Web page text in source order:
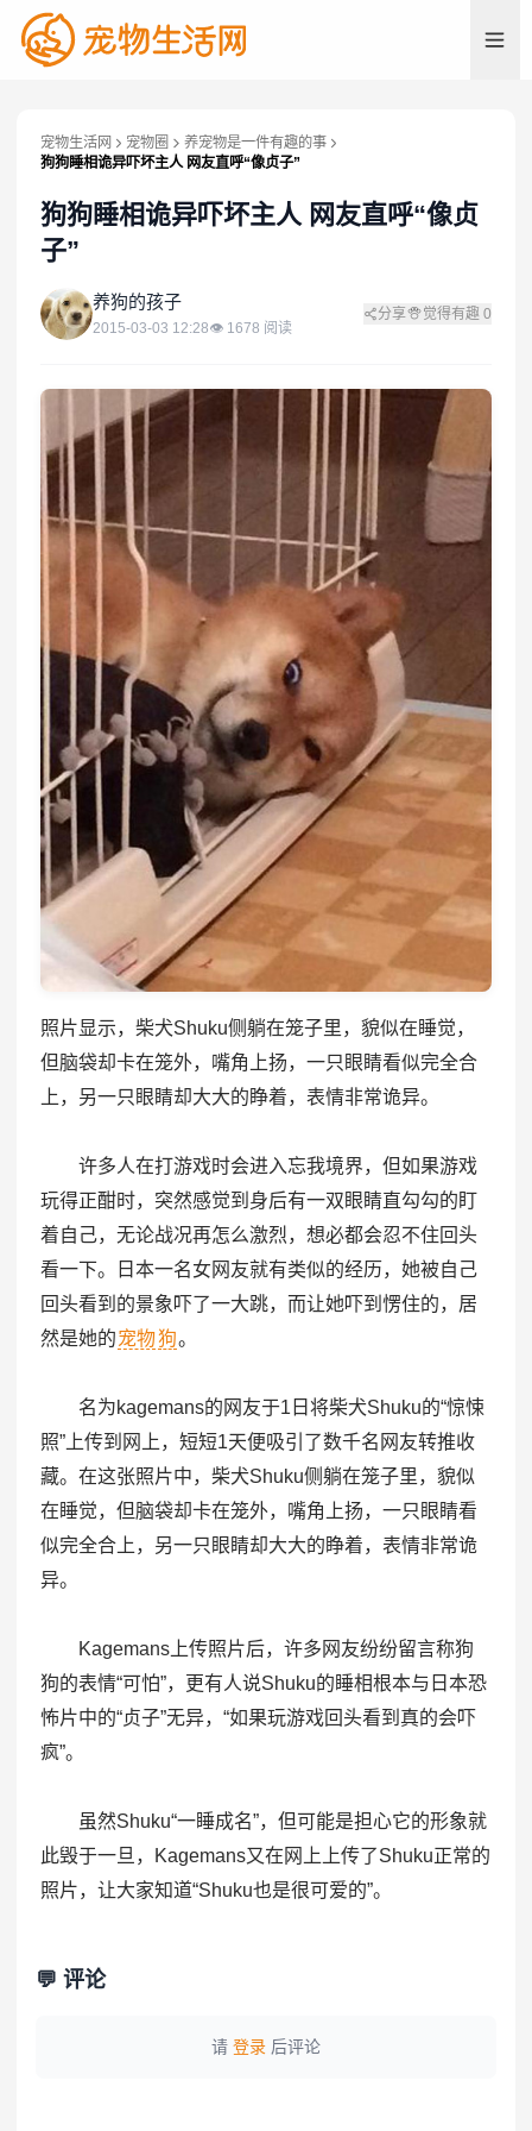
宠物生活网 宠物圈
养宠物是一件有趣的事
狗狗睡相诡异吓坏主人 网友直呼“像贞子”
狗狗睡相诡异吓坏主人 网友直呼“像贞
子”
养 养狗的孩子
2015-03-03 12:28👁 1678 阅读
分享 觉得有趣 0
照片显示，柴犬Shuku侧躺在笼子里，貌似在睡觉，
但脑袋却卡在笼外，嘴角上扬，一只眼睛看似完全合
上，另一只眼睛却大大的睁着，表情非常诡异。
许多人在打游戏时会进入忘我境界，但如果游戏
玩得正酣时，突然感觉到身后有一双眼睛直勾勾的盯
着自己，无论战况再怎么激烈，想必都会忍不住回头
看一下。日本一名女网友就有类似的经历，她被自己
回头看到的景象吓了一大跳，而让她吓到愣住的，居
然是她的宠物狗。
名为kagemans的网友于1日将柴犬Shuku的“惊悚
照”上传到网上，短短1天便吸引了数千名网友转推收
藏。在这张照片中，柴犬Shuku侧躺在笼子里，貌似
在睡觉，但脑袋却卡在笼外，嘴角上扬，一只眼睛看
似完全合上，另一只眼睛却大大的睁着，表情非常诡
异。
Kagemans上传照片后，许多网友纷纷留言称狗
狗的表情“可怕”，更有人说Shuku的睡相根本与日本恐
怖片中的“贞子”无异，“如果玩游戏回头看到真的会吓
疯”。
虽然Shuku“一睡成名”，但可能是担心它的形象就
此毁于一旦，Kagemans又在网上上传了Shuku正常的
照片，让大家知道“Shuku也是很可爱的”。
💬 评论
请 登录 后评论